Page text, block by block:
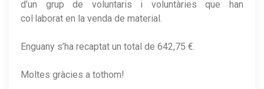
d’un grup de voluntaris i voluntàries que han
col·laborat en la venda de material.
Enguany s’ha recaptat un total de 642,75 €.
Moltes gràcies a tothom!